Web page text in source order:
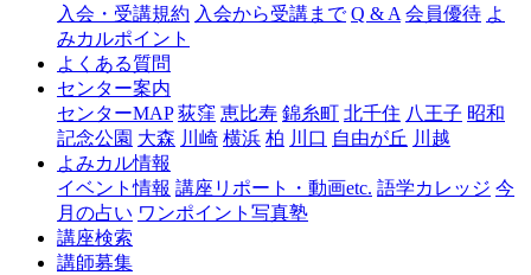
ャ
糸
入会・受講規約 入会から受講まで Q & A 会員優待 よ
みカルポイント
よくある質問
センター案内
センターMAP 荻窪 恵比寿 錦糸町 北千住 八王子 昭和
記念公園 大森 川崎 横浜 柏 川口 自由が丘 川越
よみカル情報
イベント情報 講座リポート・動画etc. 語学カレッジ 今
月の占い ワンポイント写真塾
講座検索
講師募集